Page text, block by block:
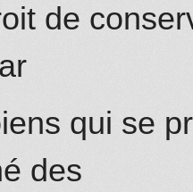
de
qui se
des